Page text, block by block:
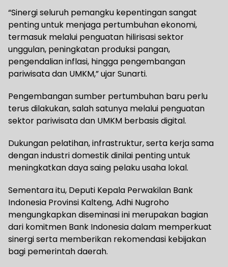
“Sinergi seluruh pemangku kepentingan sangat
penting untuk menjaga pertumbuhan ekonomi,
termasuk melalui penguatan hilirisasi sektor
unggulan, peningkatan produksi pangan,
pengendalian inflasi, hingga pengembangan
pariwisata dan UMKM,” ujar Sunarti.
Pengembangan sumber pertumbuhan baru perlu
terus dilakukan, salah satunya melalui penguatan
sektor pariwisata dan UMKM berbasis digital.
Dukungan pelatihan, infrastruktur, serta kerja sama
dengan industri domestik dinilai penting untuk
meningkatkan daya saing pelaku usaha lokal.
Sementara itu, Deputi Kepala Perwakilan Bank
Indonesia Provinsi Kalteng, Adhi Nugroho
mengungkapkan diseminasi ini merupakan bagian
dari komitmen Bank Indonesia dalam memperkuat
sinergi serta memberikan rekomendasi kebijakan
bagi pemerintah daerah.